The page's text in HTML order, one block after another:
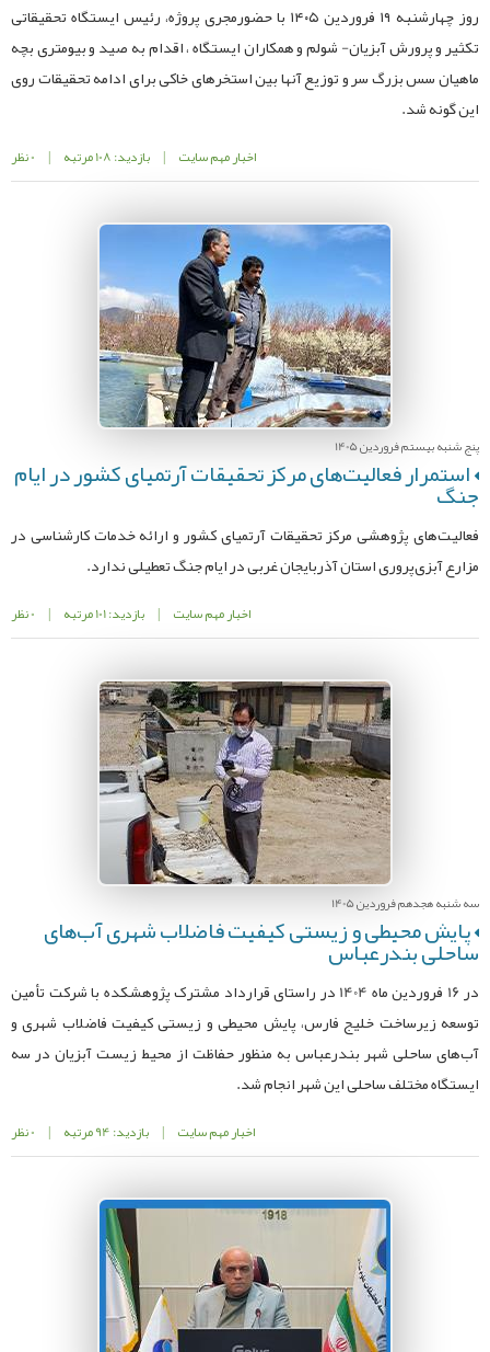
روز چهارشنبه ۱۹ فروردین ۱۴۰۵ با حضورمجری پروژه، رئیس ایستگاه تحقیقاتی
تکثیر و پرورش آبزیان- شولم و همکاران ایستگاه ، اقدام به صید و بیومتری بچه
ماهیان سس بزرگ سر و توزیع آنها بین استخرهای خاکی برای ادامه تحقیقات روی
این گونه شد.
اخبار مهم سایت | بازدید: 108 مرتبه | 0 نظر
پنج شنبه بیستم فروردین 1405
استمرار فعالیت‌های مرکز تحقیقات آرتمیای کشور در ایام
جنگ
فعالیت‌های پژوهشی مرکز تحقیقات آرتمیای کشور و ارائه خدمات کارشناسی در
مزارع آبزی‌پروری استان آذربایجان غربی در ایام جنگ تعطیلی ندارد.
اخبار مهم سایت | بازدید: 101 مرتبه | 0 نظر
سه شنبه هجدهم فروردین 1405
پایش محیطی و زیستی کیفیت فاضلاب شهری آب‌های
ساحلی بندرعباس
در 16 فروردین ماه 1404 در راستای قرارداد مشترک پژوهشکده با شرکت تأمین
توسعه زیرساخت خلیج فارس، پایش محیطی و زیستی کیفیت فاضلاب شهری و
آب‌های ساحلی شهر بندرعباس به منظور حفاظت از محیط زیست آبزیان در سه
ایستگاه مختلف ساحلی این شهر انجام شد.
اخبار مهم سایت | بازدید: 94 مرتبه | 0 نظر